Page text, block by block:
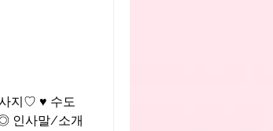
지♡ ♥ 수도
인사말/소개